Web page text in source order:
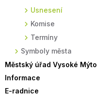
Usnesení
Komise
Termíny
Symboly města
Městský úřad Vysoké Mýto
Informace
E-radnice